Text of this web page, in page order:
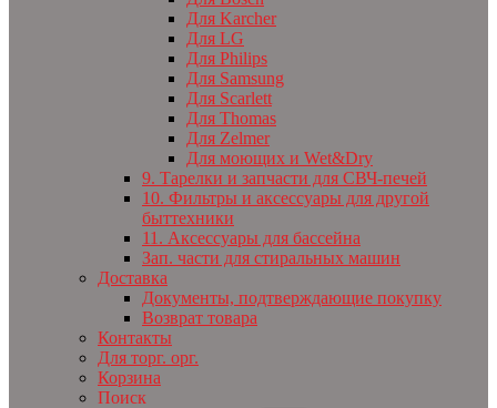
Для Karcher
Для LG
Для Philips
Для Samsung
Для Scarlett
Для Thomas
Для Zelmer
Для моющих и Wet&Dry
9. Тарелки и запчасти для СВЧ-печей
10. Фильтры и аксессуары для другой
быттехники
11. Аксессуары для бассейна
Зап. части для стиральных машин
Доставка
Документы, подтверждающие покупку
Возврат товара
Контакты
Для торг. орг.
Корзина
Поиск